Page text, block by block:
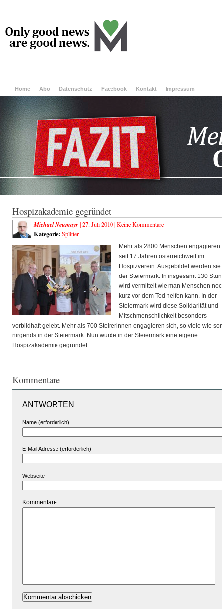
Home Abo Datenschutz Facebook Kontakt Impressum
Hospizakademie gegründet
Michael Neumayr| 27. Juli 2010 |Keine Kommentare
Kategorie: Splitter
Mehr als 2800 Menschen engagieren
seit 17 Jahren österreichweit im
Hospizverein. Ausgebildet werden sie
der Steiermark. In insgesamt 130
wird vermittelt wie man Menschen
kurz vor dem Tod helfen kann. In der
Steiermark wird diese Solidarität und
Mitschmenschlichkeit besonders
vorbildhaft gelebt. Mehr als 700 Steirerinnen engagieren sich, so viele wie
nirgends in der Steiermark. Nun wurde in der Steiermark eine eigene
Hospizakademie gegründet.
Kommentare
ANTWORTEN
Name (erforderlich)
E-Mail Adresse (erforderlich)
Webseite
Kommentare